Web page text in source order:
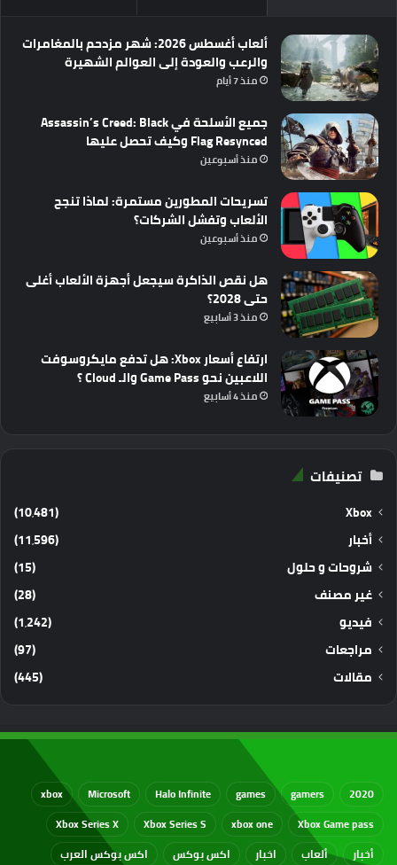
ألعاب أغسطس 2026: شهر مزدحم بالمغامرات
والرعب والعودة إلى العوالم الشهيرة
منذ 7 أيام
جميع الأسلحة في Assassin’s Creed: Black
Flag Resynced وكيف تحصل عليها
منذ أسبوعين
تسريحات المطورين مستمرة: لماذا تنجح
الألعاب وتفشل الشركات؟
منذ أسبوعين
هل نقص الذاكرة سيجعل أجهزة الألعاب أغلى
حتى 2028؟
منذ 3 أسابيع
ارتفاع أسعار Xbox: هل تدفع مايكروسوفت
اللاعبين نحو Game Pass والـ Cloud ؟
منذ 4 أسابيع
تصنيفات
Xbox
(10٬481)
أخبار
(11٬596)
شروحات و حلول
(15)
غير مصنف
(28)
فيديو
(1٬242)
مراجعات
(97)
مقالات
(445)
2020
gamers
games
Halo Infinite
Microsoft
xbox
Xbox Game pass
xbox one
Xbox Series S
Xbox Series X
أخبار
ألعاب اخبار اكس بوكس
اكس بوكس العرب